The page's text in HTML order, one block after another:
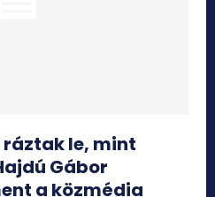
ráztak le, mint
Gábor
a közmédia